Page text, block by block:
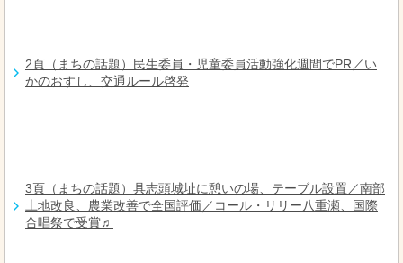
2頁（まちの話題）民生委員・児童委員活動強化週間でPR／い
かのおすし、交通ルール啓発
3頁（まちの話題）具志頭城址に憩いの場、テーブル設置／南部
土地改良、農業改善で全国評価／コール・リリー八重瀬、国際
合唱祭で受賞♬